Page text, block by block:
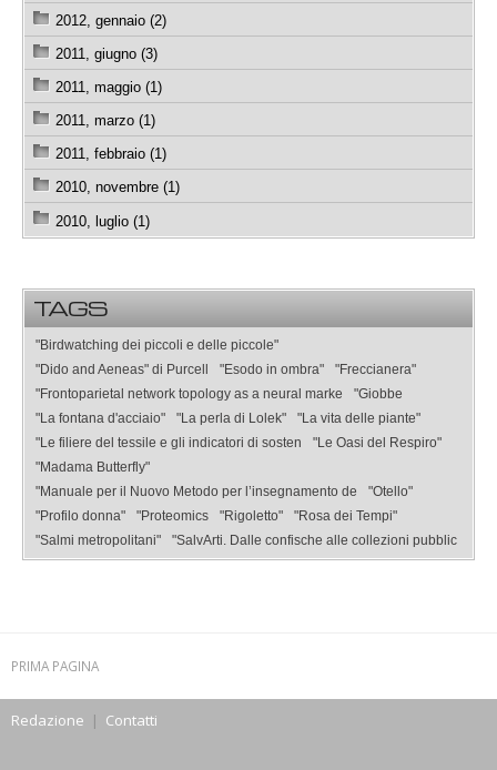
2012, gennaio (2)
2011, giugno (3)
2011, maggio (1)
2011, marzo (1)
2011, febbraio (1)
2010, novembre (1)
2010, luglio (1)
TAGS
"Birdwatching dei piccoli e delle piccole"
"Dido and Aeneas" di Purcell
"Esodo in ombra"
"Freccianera"
"Frontoparietal network topology as a neural marke
"Giobbe
"La fontana d'acciaio"
"La perla di Lolek"
"La vita delle piante"
"Le filiere del tessile e gli indicatori di sosten
"Le Oasi del Respiro"
"Madama Butterfly"
"Manuale per il Nuovo Metodo per l’insegnamento de
"Otello"
"Profilo donna"
"Proteomics "Rigoletto"
"Rosa dei Tempi"
"Salmi metropolitani"
"SalvArti. Dalle confische alle collezioni pubblic
PRIMA PAGINA
Redazione | Contatti